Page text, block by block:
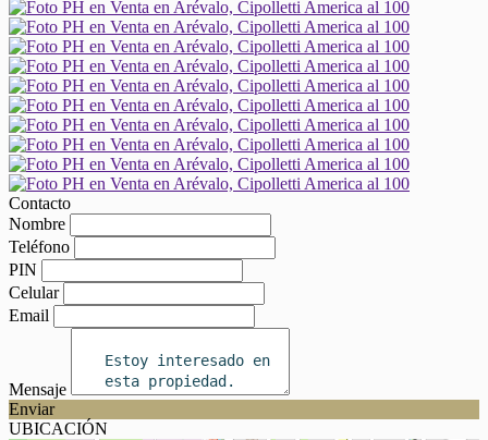
Contacto
Nombre
Teléfono
PIN
Celular
Email
Mensaje
Enviar
UBICACIÓN